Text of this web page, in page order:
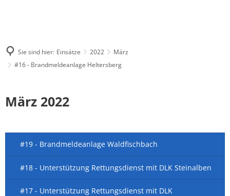
Sie sind hier: Einsätze 2022
März
#16 - Brandmeldeanlage Heltersberg
März 2022
#19 - Brandmeldeanlage Waldfischbach
#18 - Unterstützung Rettungsdienst mit DLK Steinalben
#17 - Unterstützung Rettungsdienst mit DLK